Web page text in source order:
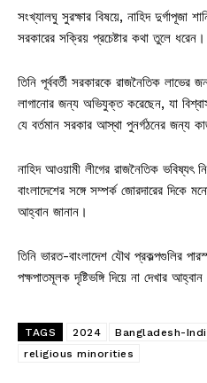
সংখ্যালঘু সুরক্ষার বিষয়ে, নাহিদ দুর্গাপূজা
সরকারের সক্রিয় প্রচেষ্টার কথা তুলে ধরেন।
তিনি পূর্ববর্তী সরকারকে রাজনৈতিক
লাগানোর জন্য অভিযুক্ত করেছেন, যা
যে বর্তমান সরকার আস্থা পুনর্গঠনের জন্য
নাহিদ আওয়ামী লীগের রাজনৈতিক ভবিষ্যৎ
বাংলাদেশের সঙ্গে সম্পর্ক জোরদারের দিকে
আহ্বান জানান।
তিনি ভারত-বাংলাদেশ যৌথ প্রকল্পগুলির
পক্ষপাতমূলক দৃষ্টিভঙ্গি দিয়ে না দেখার
TAGS 2024 Bangladesh-
religious minorities